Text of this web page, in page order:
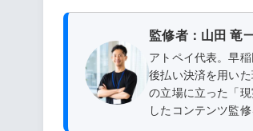
監修者：山田 竜
アトペイ代表。早
後払い決済を用い
の立場に立った「
したコンテンツ監修